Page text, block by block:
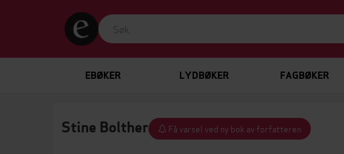
EBØKER LYDBØKER FAGBØKER
Stine Bolther Få varsel ved ny bok av forfatteren